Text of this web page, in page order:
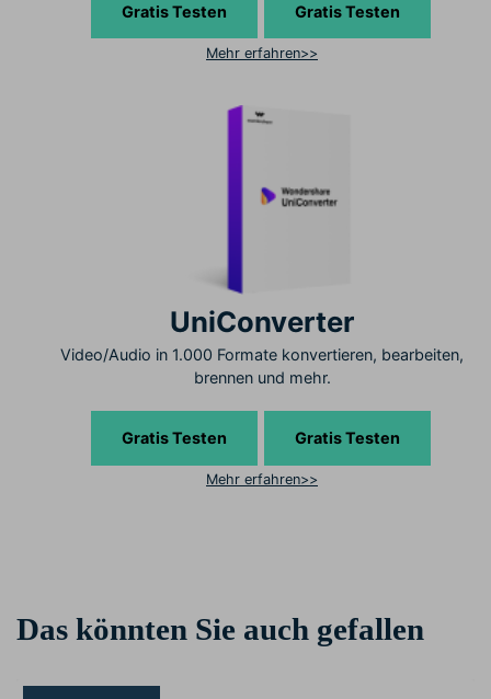
Gratis Testen Gratis Testen
Mehr erfahren>>
UniConverter
Video/Audio in 1.000 Formate konvertieren, bearbeiten,
brennen und mehr.
Gratis Testen Gratis Testen
Mehr erfahren>>
Das könnten Sie auch gefallen